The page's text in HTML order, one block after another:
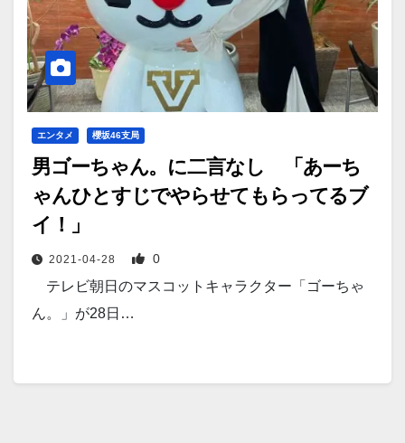
エンタメ 櫻坂46支局
男ゴーちゃん。に二言なし 「あーち
ゃんひとすじでやらせてもらってるブ
イ！」
2021-04-28 0
テレビ朝日のマスコットキャラクター「ゴーちゃ
ん。」が28日…